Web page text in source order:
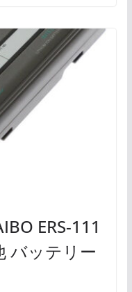
ERS-111
バッテリー